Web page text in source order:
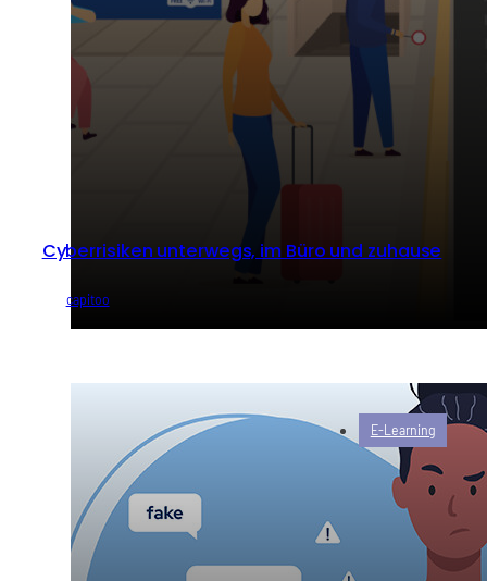
Cyberrisiken unterwegs, im Büro und zuhause
capitoo
E-Learning